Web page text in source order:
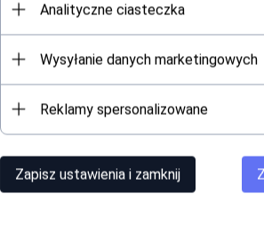
Analityczne ciasteczka
Wysyłanie danych marketingowych
Reklamy spersonalizowane
Zapisz ustawienia i zamknij